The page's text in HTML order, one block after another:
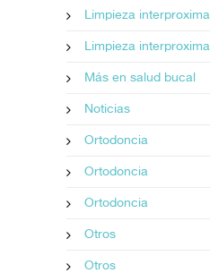
Limpieza interproximal
Limpieza interproximal
Más en salud bucal
Noticias
Ortodoncia
Ortodoncia
Ortodoncia
Otros
Otros